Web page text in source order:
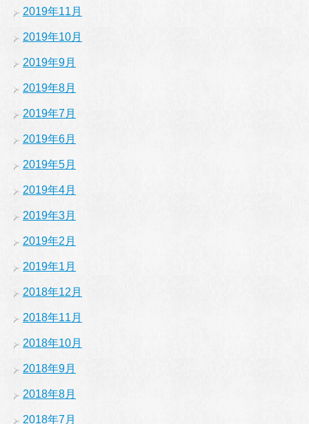
2019年11月
2019年10月
2019年9月
2019年8月
2019年7月
2019年6月
2019年5月
2019年4月
2019年3月
2019年2月
2019年1月
2018年12月
2018年11月
2018年10月
2018年9月
2018年8月
2018年7月